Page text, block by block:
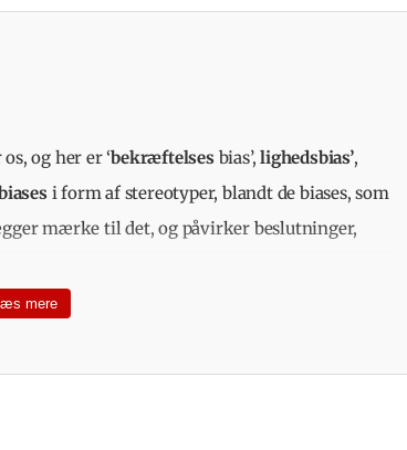
og her er ‘bekræftelsesbias’,lighedsbias’,
i form af stereotyper, blandt de biases, som
mærke til det, og påvirker beslutninger,
Læs mere